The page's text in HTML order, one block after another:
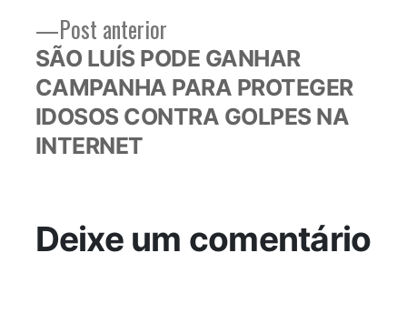
Post anteriorPost
anterior:
SÃO LUÍS PODE GANHAR
CAMPANHA PARA PROTEGER
IDOSOS CONTRA GOLPES NA
INTERNET
Deixe um comentário